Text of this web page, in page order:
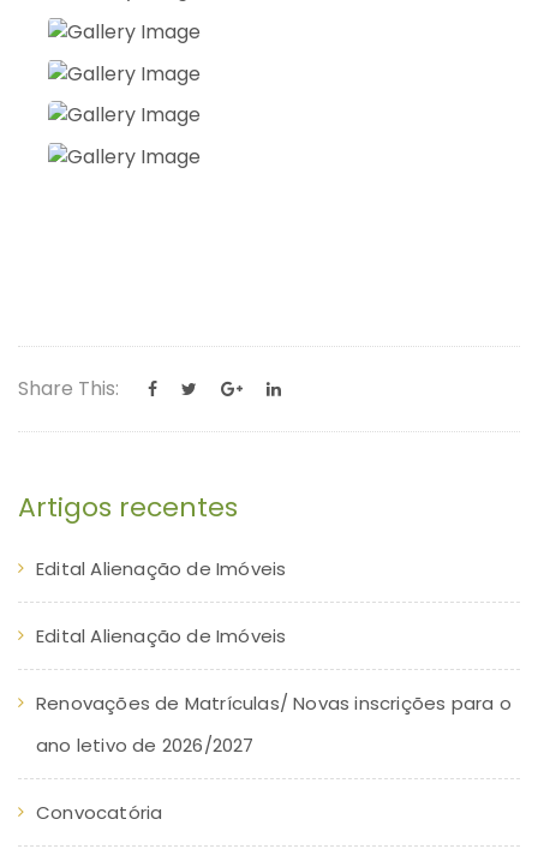
Share This:
Artigos recentes
Edital Alienação de Imóveis
Edital Alienação de Imóveis
Renovações de Matrículas/ Novas inscrições para o
ano letivo de 2026/2027
Convocatória